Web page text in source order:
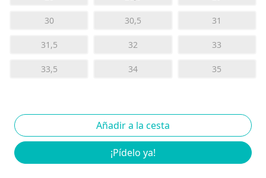
30 30,5 31
31,5 32 33
33,5 34 35
¡Pídelo ya!